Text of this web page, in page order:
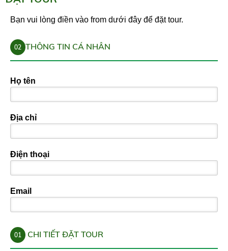
Bạn vui lòng điền vào from dưới đây để đặt tour.
02 THÔNG TIN CÁ NHÂN
Họ tên
Địa chỉ
Điện thoại
Email
01 CHI TIẾT ĐẶT TOUR